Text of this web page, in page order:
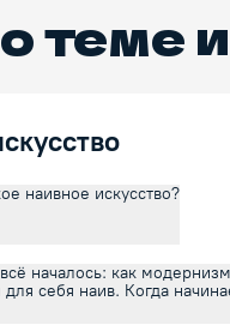
теме
наивное искусство?
началось: как модернизм
себя наив. Когда
наива?